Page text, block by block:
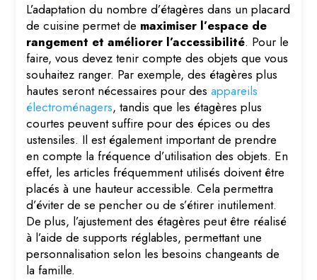
L’adaptation du nombre d’étagères dans un placard
de cuisine permet de maximiser l’espace de
rangement et améliorer l’accessibilité. Pour le
faire, vous devez tenir compte des objets que vous
souhaitez ranger. Par exemple, des étagères plus
hautes seront nécessaires pour desappareils
électroménagers, tandis que les étagères plus
courtes peuvent suffire pour des épices ou des
ustensiles. Il est également important de prendre
en compte la fréquence d’utilisation des objets. En
effet, les articles fréquemment utilisés doivent être
placés à une hauteur accessible. Cela permettra
d’éviter de se pencher ou de s’étirer inutilement.
De plus, l’ajustement des étagères peut être réalisé
à l’aide de supports réglables, permettant une
personnalisation selon les besoins changeants de
la famille.